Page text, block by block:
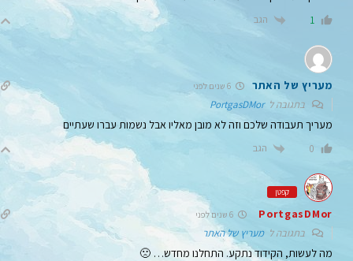
1 הגב
מעריץ של האתר 6 שנים לפני
בתגובה לPortgasDMor
מעריך תעבודה שלכם וזה לא מובן מאליו אבל נשמות עברו שעתיים
0 הגב
קפטן
PortgasDMor
בתגובה למעריץ של האתר
מה לעשות, הקידוד נתקע. התחלנו מחדש… 🙁